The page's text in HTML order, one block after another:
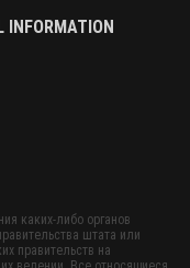
INFORMATION
каких-либо органов
штата или
правительств на